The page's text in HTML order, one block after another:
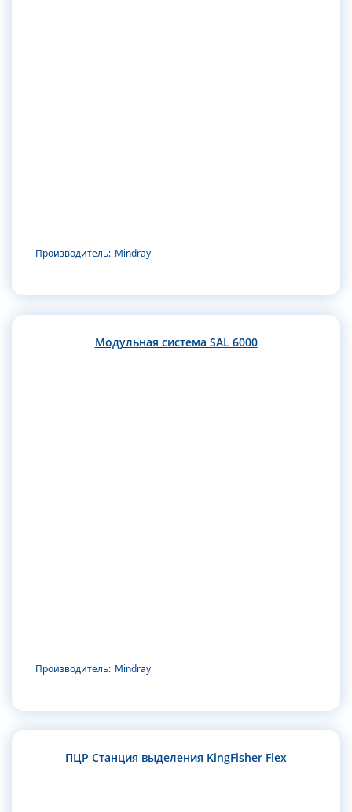
Производитель: Mindray
Модульная система SAL 6000
Производитель: Mindray
ПЦР Станция выделения KingFisher Flex